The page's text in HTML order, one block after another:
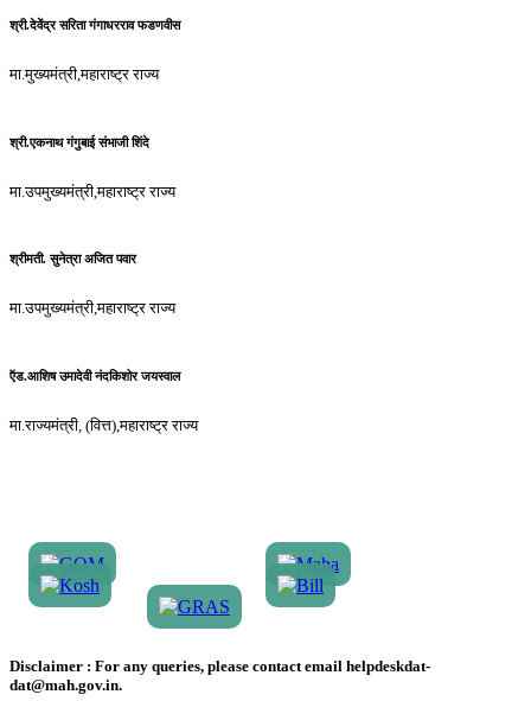
श्री.देवेंद्र सरिता गंगाधरराव फडणवीस
मा.मुख्यमंत्री,महाराष्ट्र राज्य
श्री.एकनाथ गंगुबाई संभाजी शिंदे
मा.उपमुख्यमंत्री,महाराष्ट्र राज्य
श्रीमती. सुनेत्रा अजित पवार
मा.उपमुख्यमंत्री,महाराष्ट्र राज्य
ऍड.आशिष उमादेवी नंदकिशोर जयस्वाल
मा.राज्यमंत्री, (वित्त),महाराष्ट्र राज्य
Disclaimer : For any queries, please contact email helpdeskdat-
dat@mah.gov.in.